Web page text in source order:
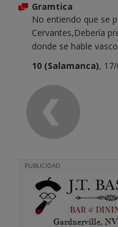
Gramtica
No entiendo que se
Cervantes,Debería
donde se hable vasco
10 (Salamanca),
PUBLICIDAD